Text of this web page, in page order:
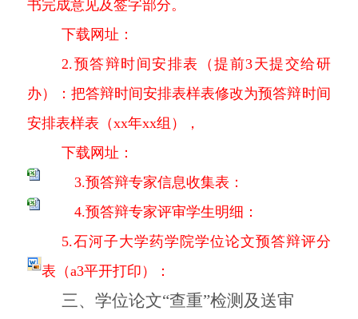
书完成意见及签字部分。
下载网址：
2.预答辩时间安排表（提前3天提交给研
办）：把答辩时间安排表样表修改为预答辩时间
安排表样表（xx年xx组），
下载网址：
3.预答辩专家信息收集表：
4.预答辩专家评审学生明细：
5.石河子大学药学院学位论文预答辩评分
表（a3平开打印）：
三、学位论文“查重”检测及送审